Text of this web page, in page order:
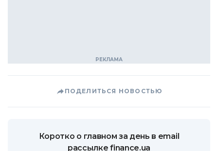
ПОДЕЛИТЬСЯ НОВОСТЬЮ
Коротко о главном за день в email
рассылке finance.ua